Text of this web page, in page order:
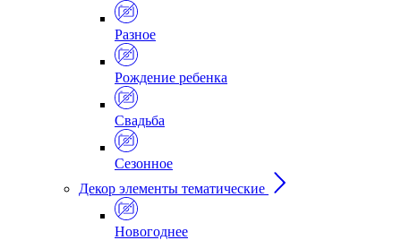
Разное
Рождение ребенка
Свадьба
Сезонное
Декор элементы тематические
Новогоднее